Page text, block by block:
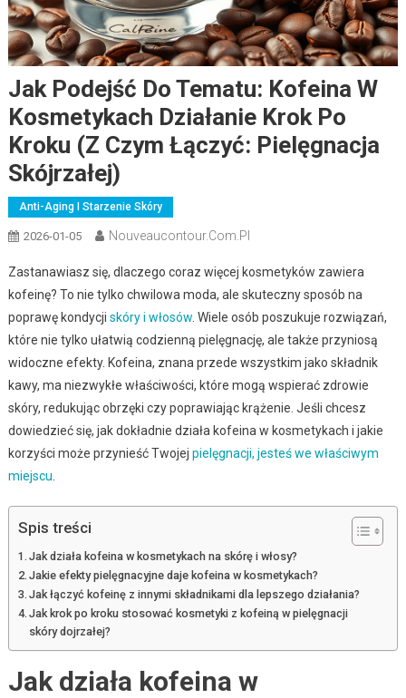
Jak Podejść Do Tematu: Kofeina W
Kosmetykach Działanie Krok Po
Kroku (z Czym Łączyć: Pielęgnacja
Skójrzałej)
Anti-Aging I Starzenie Skóry
2026-01-05 Nouveaucontour.com.pl
Zastanawiasz się, dlaczego coraz więcej kosmetyków zawiera
kofeinę? To nie tylko chwilowa moda, ale skuteczny sposób na
poprawę kondycji skóry i włosów. Wiele osób poszukuje rozwiązań,
które nie tylko ułatwią codzienną pielęgnację, ale także przyniosą
widoczne efekty. Kofeina, znana przede wszystkim jako składnik
kawy, ma niezwykłe właściwości, które mogą wspierać zdrowie
skóry, redukując obrzęki czy poprawiając krążenie. Jeśli chcesz
dowiedzieć się, jak dokładnie działa kofeina w kosmetykach i jakie
korzyści może przynieść Twojej pielęgnacji, jesteś we właściwym
miejscu
Spis treści
Jak działa kofeina w kosmetykach na skórę i włosy?
Jakie efekty pielęgnacyjne daje kofeina w kosmetykach?
Jak łączyć kofeinę z innymi składnikami dla lepszego działania?
Jak krok po kroku stosować kosmetyki z kofeiną w pielęgnacji
skóry dojrzałej?
Jak działa kofeina w